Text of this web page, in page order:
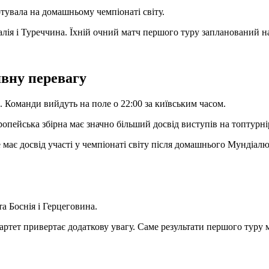
на домашньому чемпіонаті світу.
і Туреччина. Їхній очний матч першого туру запланований
перевагу
Команди вийдуть на поле о 22:00 за київським часом.
збірна має значно більший досвід виступів на
досвід участі у чемпіонаті світу після домашнього
Боснія і Герцеговина.
привертає додаткову увагу. Саме результати першого туру